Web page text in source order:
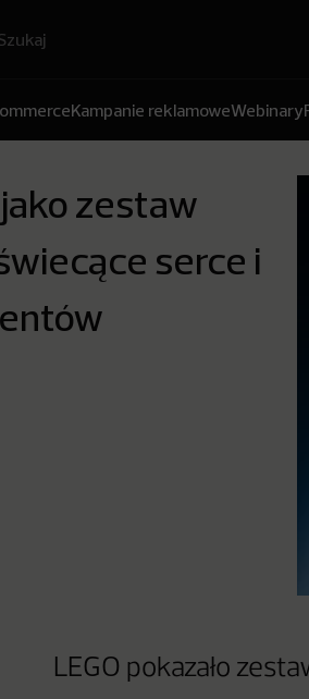
Kampanie reklamoweWebinary
zestaw
serce i
LEGO pokazało